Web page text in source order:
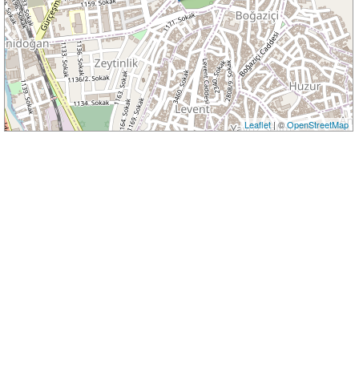
Leaflet| ©OpenStreetMap